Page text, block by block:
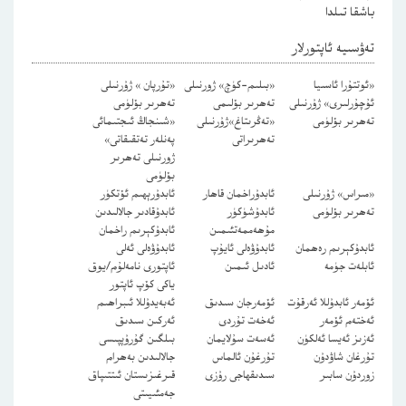
باشقا تىلدا
تەۋسىيە ئاپتورلار
«ئوتتۇرا ئاسىيا
ئۇچۇرلىرى» ژۇرنىلى
تەھرىر بۆلۈمى
«بىلىم-كۈچ» ژورنىلى
تەھرىر بۆلىمى
«تۇرپان » ژۇرنىلى
تەھرىر بۆلۈمى
«تەڭرىتاغ»ژۇرنىلى
تەھرىراتى
«شىنجاڭ ئىجتىمائى
پەنلەر تەتقىقاتى»
ژورنىلى تەھرىر
بۆلۈمى
«مىراس» ژۇرنىلى
تەھرىر بۆلۈمى
ئابدۇراخمان قاھار
ئابدۇرېھىم ئۆتكۈر
ئابدۇشۈكۈر
مۇھەممەتئىمىن
ئابدۇقادىر جالالىدىن
ئابدۇكېرىم راخمان
ئابدۇكېرىم رەھمان
ئابدۇۋەلى ئايۇپ
ئابدۇۋەلى ئەلى
ئابلەت جۈمە
ئادىل ئىمىن
ئاپتورى نامەلۇم/يوق
ياكى كۆپ ئاپتور
ئۆمەر ئابدۇللا ئەرقۇت
ئۆمەرجان سىدىق
ئەبەيدۇللا ئىبراھىم
ئەختەم ئۆمەر
ئەخەت تۇردى
ئەركىن سىدىق
ئەزىز ئەيسا ئەلكۈن
ئەسەت سۇلايمان
بىلگىن گۇرۇپپىسى
تۇرغان شاۋدۇن
تۇرغۇن ئالماس
جالالىدىن بەھرام
زوردۇن سابىر
سىدىقھاجى رۇزى
قىرغىزىستان ئىتتىپاق
جەمئىيىتى